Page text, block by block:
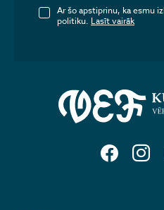
Ar šo apstiprinu, ka esmu
politiku. Lasīt vairāk